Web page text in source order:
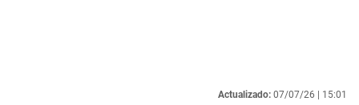
Actualizado: 07/07/26 | 15:01